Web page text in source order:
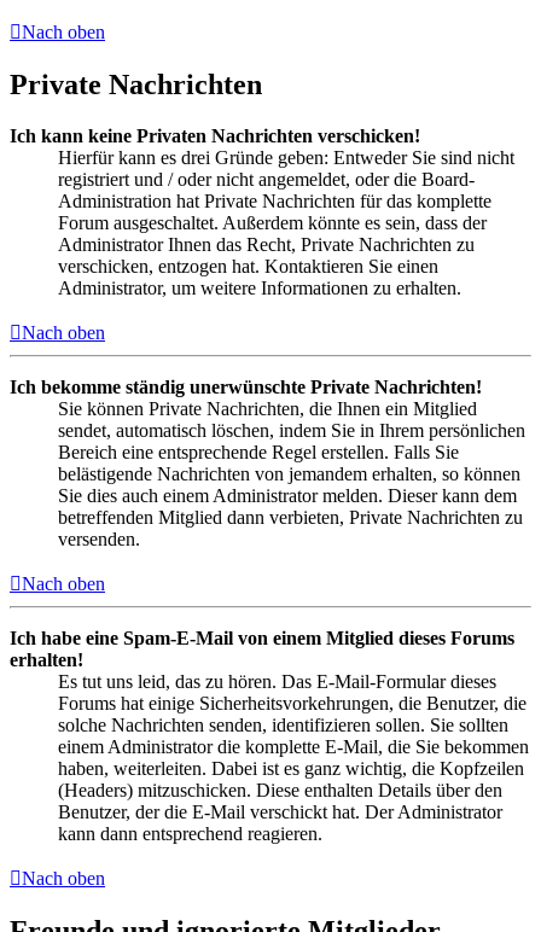
Nach oben
Private Nachrichten
Ich kann keine Privaten Nachrichten verschicken!
Hierfür kann es drei Gründe geben: Entweder Sie sind nicht
registriert und / oder nicht angemeldet, oder die Board-
Administration hat Private Nachrichten für das komplette
Forum ausgeschaltet. Außerdem könnte es sein, dass der
Administrator Ihnen das Recht, Private Nachrichten zu
verschicken, entzogen hat. Kontaktieren Sie einen
Administrator, um weitere Informationen zu erhalten.
Nach oben
Ich bekomme ständig unerwünschte Private Nachrichten!
Sie können Private Nachrichten, die Ihnen ein Mitglied
sendet, automatisch löschen, indem Sie in Ihrem persönlichen
Bereich eine entsprechende Regel erstellen. Falls Sie
belästigende Nachrichten von jemandem erhalten, so können
Sie dies auch einem Administrator melden. Dieser kann dem
betreffenden Mitglied dann verbieten, Private Nachrichten zu
versenden.
Nach oben
Ich habe eine Spam-E-Mail von einem Mitglied dieses Forums
erhalten!
Es tut uns leid, das zu hören. Das E-Mail-Formular dieses
Forums hat einige Sicherheitsvorkehrungen, die Benutzer, die
solche Nachrichten senden, identifizieren sollen. Sie sollten
einem Administrator die komplette E-Mail, die Sie bekommen
haben, weiterleiten. Dabei ist es ganz wichtig, die Kopfzeilen
(Headers) mitzuschicken. Diese enthalten Details über den
Benutzer, der die E-Mail verschickt hat. Der Administrator
kann dann entsprechend reagieren.
Nach oben